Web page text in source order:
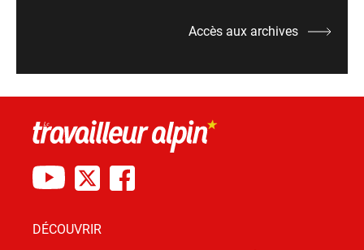
Accès aux archives
DÉCOUVRIR